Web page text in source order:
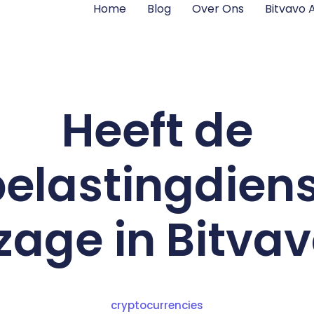
Home Blog Over Ons Bitvavo
Heeft de
in
cryptocurrencies